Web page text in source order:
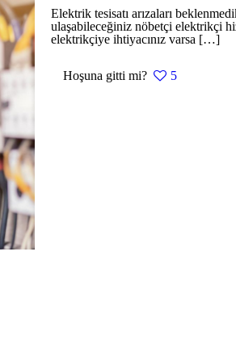
Elektrik tesisatı arızaları
ulaşabileceğiniz nöbetçi elektrikçi
elektrikçiye ihtiyacınız varsa […]
Hoşuna gitti mi? 5